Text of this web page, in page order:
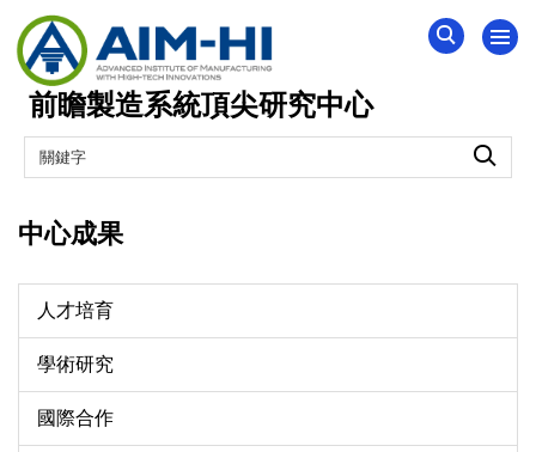
跳
到
主
要
內
前瞻製造系統頂尖研究中心
中心成果
人才培育
學術研究
國際合作